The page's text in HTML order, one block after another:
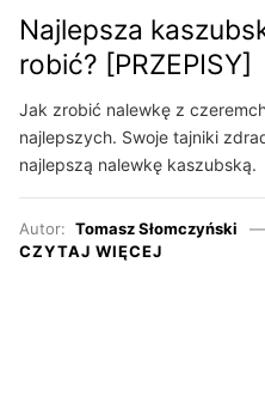
Najlepsza
robić? [PRZEPISY]
Jak zrobić nalewkę z
najlepszych. Swoje tajniki
najlepszą nalewkę kaszubską.
Autor: Tomasz Słomczyński
CZYTAJ WIĘCEJ